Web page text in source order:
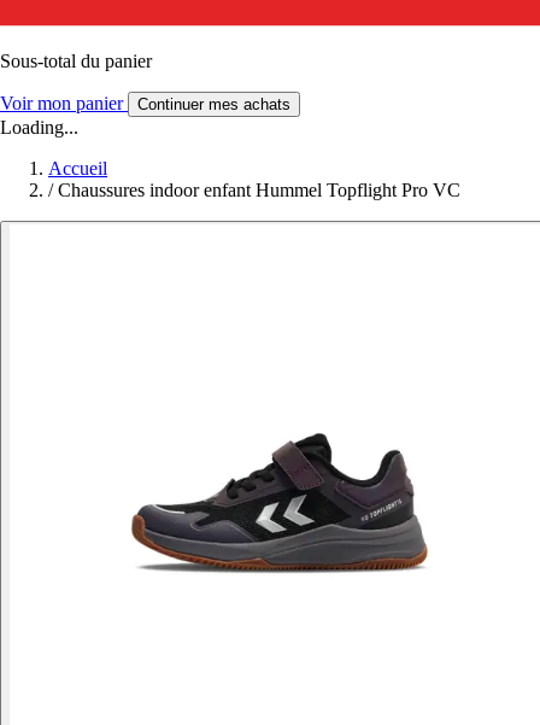
Sous-total du panier
Voir mon panier Continuer mes achats
Loading...
Accueil
/ Chaussures indoor enfant Hummel Topflight Pro VC